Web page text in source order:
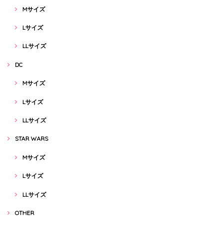
Mサイズ
Lサイズ
LLサイズ
DC
Mサイズ
Lサイズ
LLサイズ
STAR WARS
Mサイズ
Lサイズ
LLサイズ
OTHER